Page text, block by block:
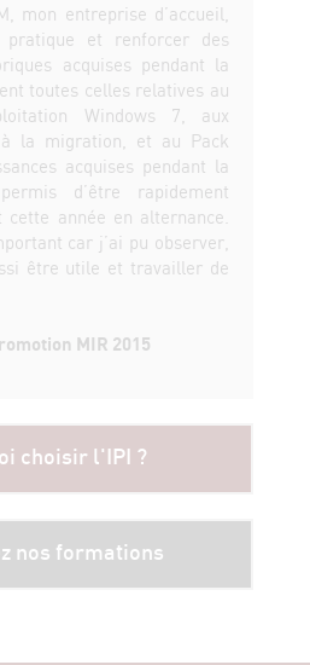
mon entreprise d’accueil,
pratique et renforcer des
acquises pendant la
toutes celles relatives au
Windows 7, aux
la migration, et au Pack
acquises pendant la
d’être rapidement
année en alternance.
car j’ai pu observer,
être utile et travailler de
MIR 2015
choisir l'IPI ?
nos formations